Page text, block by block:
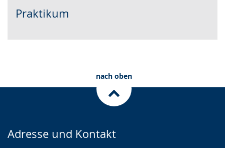
Praktikum
nach oben
Adresse und Kontakt